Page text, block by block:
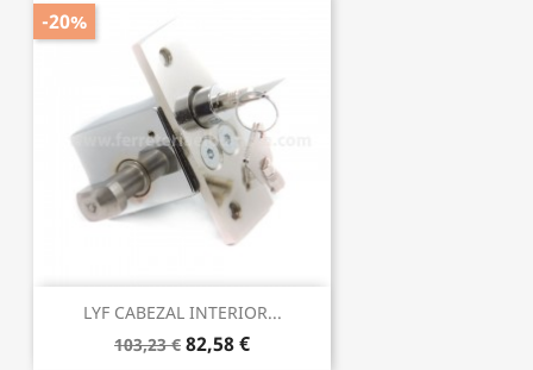
LYF CABEZAL INTERIOR...
103,23 € 82,58 €
-20%